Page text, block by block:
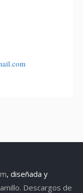
, diseñada y
Descargos de